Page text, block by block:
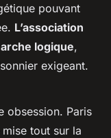
pouvant
L’association
logique,
exigeant.
obsession. Paris
tout sur la